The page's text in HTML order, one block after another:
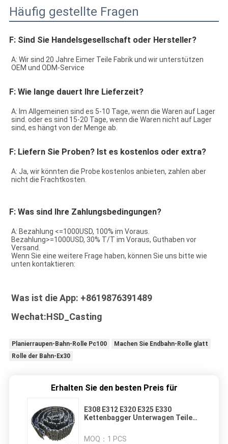
Häufig gestellte Fragen
F: Sind Sie Handelsgesellschaft oder Hersteller?
A: Wir sind 20 Jahre Eimer Teile Fabrik und wir unterstützen
OEM und ODM-Service
F: Wie lange dauert Ihre Lieferzeit?
A: Im Allgemeinen sind es 5-10 Tage, wenn die Waren auf Lager
sind. oder es sind 15-20 Tage, wenn die Waren nicht auf Lager
sind, es hängt von der Menge ab.
F: Liefern Sie Proben? Ist es kostenlos oder extra?
A: Ja, wir könnten die Probe kostenlos anbieten, zahlen aber
nicht die Frachtkosten.
F: Was sind Ihre Zahlungsbedingungen?
A: Bezahlung <=1000USD, 100% im Voraus.
Bezahlung>=1000USD, 30% T/T im Voraus, Guthaben vor
Versand.
Wenn Sie eine weitere Frage haben, können Sie uns bitte wie
unten kontaktieren:
Was ist die App: +8619876391489
Wechat:HSD_Casting
Planierraupen-Bahn-Rolle Pc100
Machen Sie Endbahn-Rolle glatt
Rolle der Bahn-Ex30
Erhalten Sie den besten Preis für
E308 E312 E320 E325 E330
Kettenbagger Unterwagen Teile
MOQ： 1 PCS